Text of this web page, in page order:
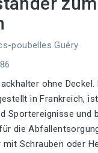
poubelles Guéry
ohne Deckel.
in Frankreich,
Sportereignisse und
die
Schrauben oder